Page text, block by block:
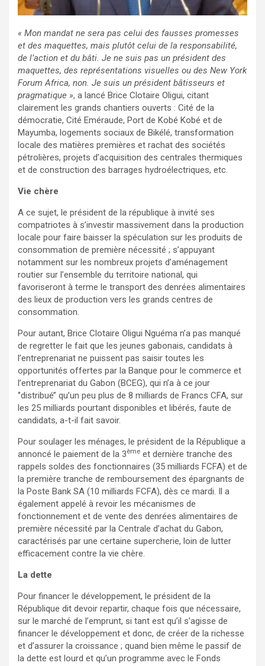
« Mon mandat ne sera pas celui des fausses promesses
et des maquettes, mais plutôt celui de la responsabilité,
de l’action et du bâti. Je ne suis pas un président des
maquettes, des représentations visuelles ou des New York
Forum Africa, non. Je suis un président bâtisseurs et
pragmatique », a lancé Brice Clotaire Oligui, citant
clairement les grands chantiers ouverts : Cité de la
démocratie, Cité Eméraude, Port de Kobé Kobé et de
Mayumba, logements sociaux de Bikélé, transformation
locale des matières premières et rachat des sociétés
pétrolières, projets d’acquisition des centrales thermiques
et de construction des barrages hydroélectriques, etc.
Vie chère
A ce sujet, le président de la république à invité ses
compatriotes à s’investir massivement dans la production
locale pour faire baisser la spéculation sur les produits de
consommation de première nécessité ; s’appuyant
notamment sur les nombreux projets d’aménagement
routier sur l’ensemble du territoire national, qui
favoriseront à terme le transport des denrées alimentaires
des lieux de production vers les grands centres de
consommation.
Pour autant, Brice Clotaire Oligui Nguéma n’a pas manqué
de regretter le fait que les jeunes gabonais, candidats à
l’entreprenariat ne puissent pas saisir toutes les
opportunités offertes par la Banque pour le commerce et
l’entreprenariat du Gabon (BCEG), qui n’a à ce jour
‘’distribué’’ qu’un peu plus de 8 milliards de Francs CFA, sur
les 25 milliards pourtant disponibles et libérés, faute de
candidats, a-t-il fait savoir.
Pour soulager les ménages, le président de la République a
annoncé le paiement de la 3ème et dernière tranche des
rappels soldes des fonctionnaires (35 milliards FCFA) et de
la première tranche de remboursement des épargnants de
la Poste Bank SA (10 milliards FCFA), dès ce mardi. Il a
également appelé à revoir les mécanismes de
fonctionnement et de vente des denrées alimentaires de
première nécessité par la Centrale d’achat du Gabon,
caractérisés par une certaine supercherie, loin de lutter
efficacement contre la vie chère.
La dette
Pour financer le développement, le président de la
République dit devoir repartir, chaque fois que nécessaire,
sur le marché de l’emprunt, si tant est qu’il s’agisse de
financer le développement et donc, de créer de la richesse
et d’assurer la croissance ; quand bien même le passif de
la dette est lourd et qu’un programme avec le Fonds